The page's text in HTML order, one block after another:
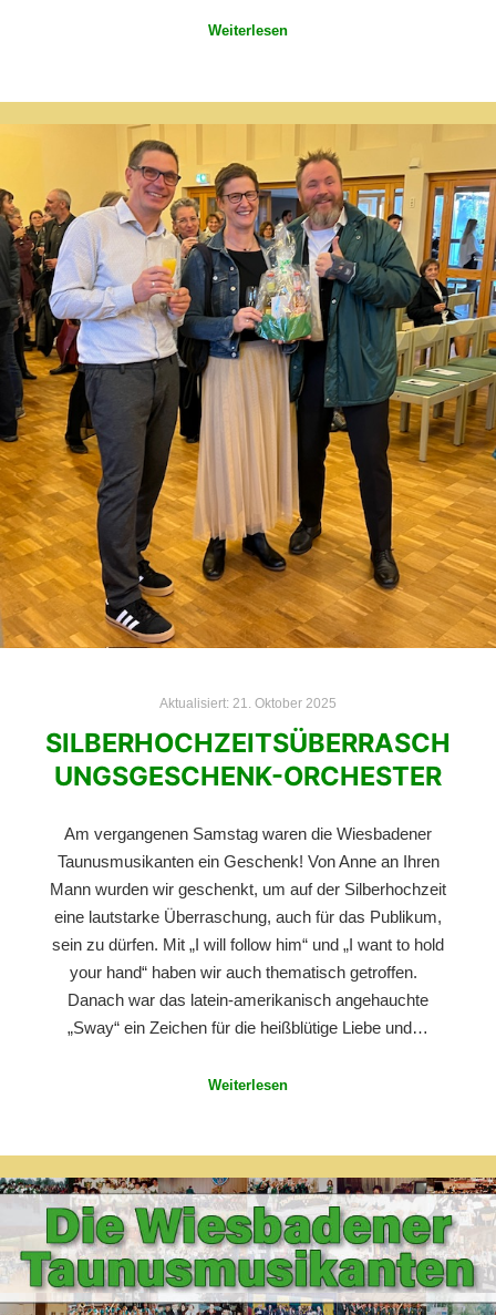
Weiterlesen
Aktualisiert: 21. Oktober 2025
SILBERHOCHZEITSÜBERRASCH
UNGSGESCHENK-ORCHESTER
Am vergangenen Samstag waren die Wiesbadener
Taunusmusikanten ein Geschenk! Von Anne an Ihren
Mann wurden wir geschenkt, um auf der Silberhochzeit
eine lautstarke Überraschung, auch für das Publikum,
sein zu dürfen. Mit „I will follow him“ und „I want to hold
your hand“ haben wir auch thematisch getroffen.
Danach war das latein-amerikanisch angehauchte
„Sway“ ein Zeichen für die heißblütige Liebe und…
Weiterlesen